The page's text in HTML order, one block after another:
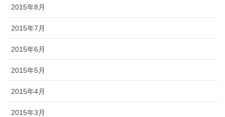
2015年8月
2015年7月
2015年6月
2015年5月
2015年4月
2015年3月